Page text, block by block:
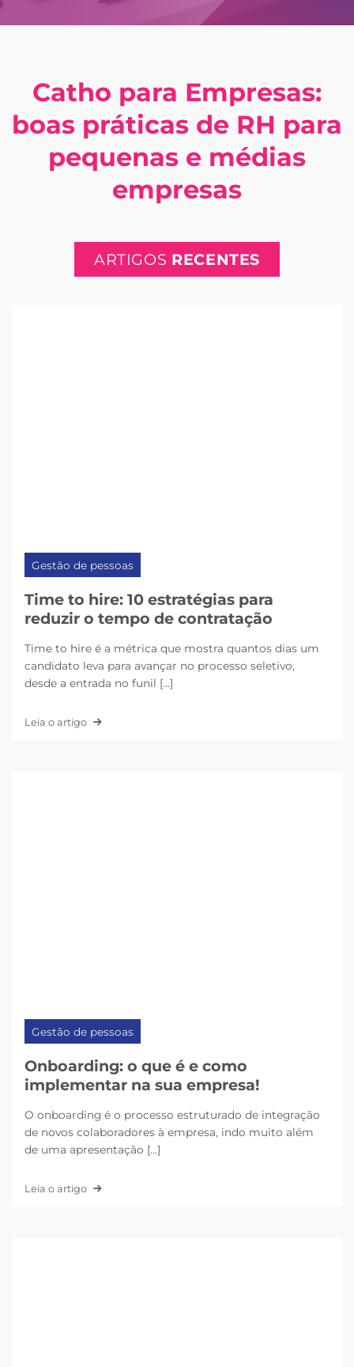
Catho para Empresas:
boas práticas de RH para
pequenas e médias
empresas
ARTIGOS RECENTES
Gestão de pessoas
Time to hire: 10 estratégias para
reduzir o tempo de contratação
Time to hire é a métrica que mostra quantos dias um
candidato leva para avançar no processo seletivo,
desde a entrada no funil [...]
Leia o artigo
Gestão de pessoas
Onboarding: o que é e como
implementar na sua empresa!
O onboarding é o processo estruturado de integração
de novos colaboradores à empresa, indo muito além
de uma apresentação [...]
Leia o artigo